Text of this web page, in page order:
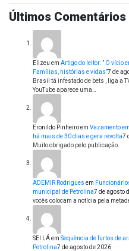
Últimos Comentários
Elizeu em Artigo do leitor: ” O vício
Famílias, histórias e vidas”7 de
Brasil tá infestado de bets , liga a
YouTube aparece uma…
Eronildo Pinheiroem Vazamento
há mais de 30 dias e gera revolta7
Muito obrigado pelo publicação.
ADEMIR Rodrigues em
municipal de Petrolina7 de agosto
vocês colocam a notícia pela
SEI LÁem Sequência de furtos de
Petrolina7 de agosto de 2026